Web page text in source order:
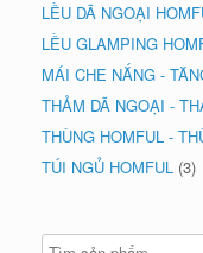
LỀU DÃ NGOẠI
LỀU GLAMPING
MÁI CHE NẮNG -
THẢM DÃ NGOẠI -
THÙNG HOMFUL -
TÚI NGỦ HOMFUL (3)